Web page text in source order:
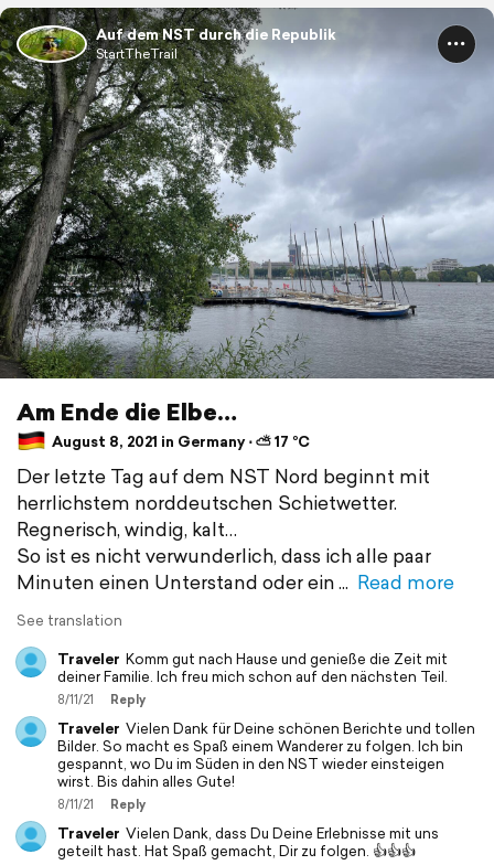
Auf dem NST durch die Republik
StartTheTrail
Am Ende die Elbe…
August 8, 2021 in Germany ⋅ ⛅ 17 °C
Der letzte Tag auf dem NST Nord beginnt mit
herrlichstem norddeutschen Schietwetter.
Regnerisch, windig, kalt…
So ist es nicht verwunderlich, dass ich alle paar
Minuten einen Unterstand oder ein
Read more
See translation
Traveler Komm gut nach Hause und genieße die Zeit mit
deiner Familie. Ich freu mich schon auf den nächsten Teil.
8/11/21 Reply
Traveler Vielen Dank für Deine schönen Berichte und tollen
Bilder. So macht es Spaß einem Wanderer zu folgen. Ich bin
gespannt, wo Du im Süden in den NST wieder einsteigen
wirst. Bis dahin alles Gute!
8/11/21 Reply
Traveler Vielen Dank, dass Du Deine Erlebnisse mit uns
geteilt hast. Hat Spaß gemacht, Dir zu folgen. 👍👍👍